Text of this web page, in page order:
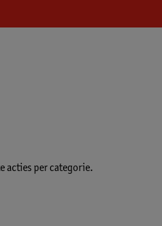
acties per categorie.